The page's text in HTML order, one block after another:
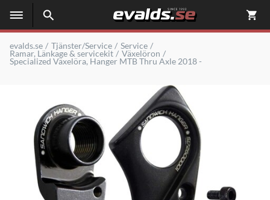
evalds.se Tjänster/Service
Service
Ramar, Länkage & servicekit
Växelöron
Specialized Växelöra, Hanger MTB Thru Axle 2018 -